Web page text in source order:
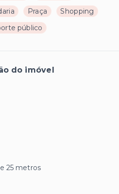
Praça
Shopping
público
do imóvel
25 metros